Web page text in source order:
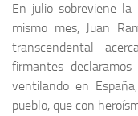
En julio sobreviene
mismo mes, Juan
trans­cendental
firmantes
ventilando en
pueblo, que con